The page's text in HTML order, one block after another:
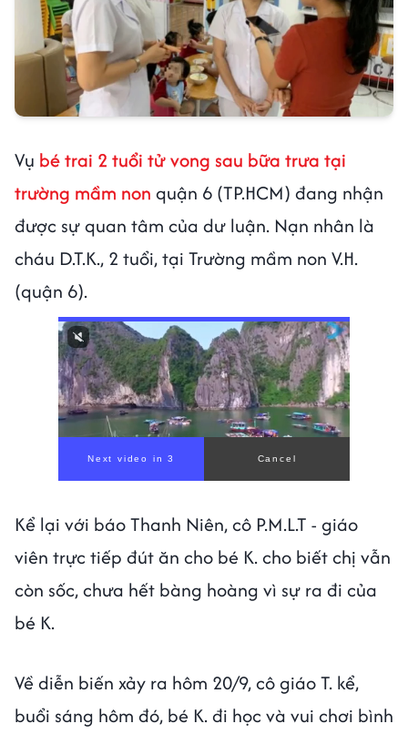
Vụ bé trai 2 tuổi tử vong sau bữa trưa tại
trường mầm non quận 6 (TP.HCM) đang nhận
được sự quan tâm của dư luận. Nạn nhân là
cháu D.T.K., 2 tuổi, tại Trường mầm non V.H.
(quận 6).
00:00/ 00:56
Kể lại với báo Thanh Niên, cô P.M.L.T - giáo
viên trực tiếp đút ăn cho bé K. cho biết chị vẫn
còn sốc, chưa hết bàng hoàng vì sự ra đi của
bé K.
Về diễn biến xảy ra hôm 20/9, cô giáo T. kể,
buổi sáng hôm đó, bé K. đi học và vui chơi bình